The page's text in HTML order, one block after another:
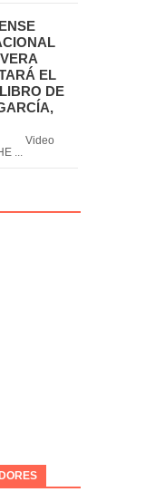
EL
DE
...